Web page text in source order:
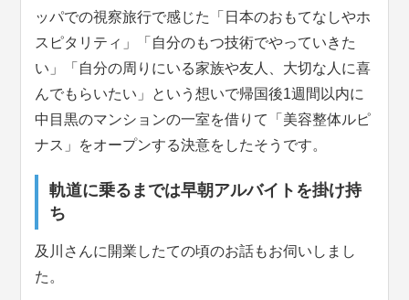
ッパでの視察旅行で感じた「日本のおもてなしやホ
スピタリティ」「自分のもつ技術でやっていきた
い」「自分の周りにいる家族や友人、大切な人に喜
んでもらいたい」という想いで帰国後1週間以内に
中目黒のマンションの一室を借りて「美容整体ルピ
ナス」をオープンする決意をしたそうです。
軌道に乗るまでは早朝アルバイトを掛け持
ち
及川さんに開業したての頃のお話もお伺いしまし
た。